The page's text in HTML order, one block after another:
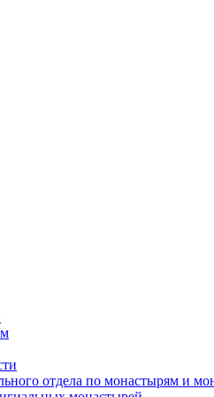
отдела по монастырям и